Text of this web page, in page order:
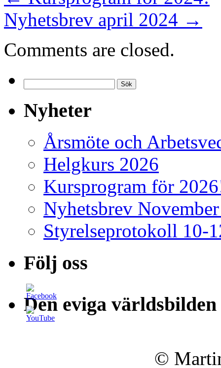
Nyhetsbrev april 2024 →
Comments are closed.
efter:
Nyheter
Årsmöte och
Helgkurs 2026
Kursprogram för
Nyhetsbrev
Styrelseprotokoll 10-
Följ oss
Den eviga världsbilden
©